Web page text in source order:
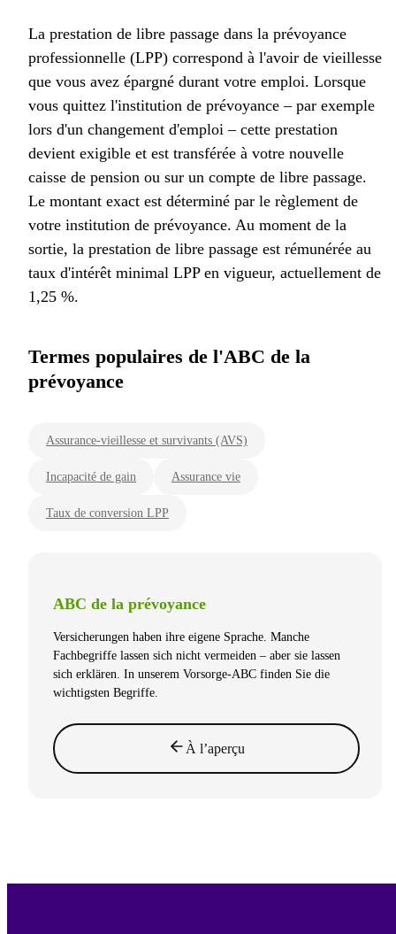
La prestation de libre passage dans la prévoyance
professionnelle (LPP) correspond à l'avoir de vieillesse
que vous avez épargné durant votre emploi. Lorsque
vous quittez l'institution de prévoyance – par exemple
lors d'un changement d'emploi – cette prestation
devient exigible et est transférée à votre nouvelle
caisse de pension ou sur un compte de libre passage.
Le montant exact est déterminé par le règlement de
votre institution de prévoyance. Au moment de la
sortie, la prestation de libre passage est rémunérée au
taux d'intérêt minimal LPP en vigueur, actuellement de
1,25 %.
Termes populaires de l'ABC de la
prévoyance
Assurance-vieillesse et survivants (AVS)
Incapacité de gain Assurance vie
Taux de conversion LPP
ABC de la prévoyance
Versicherungen haben ihre eigene Sprache. Manche
Fachbegriffe lassen sich nicht vermeiden – aber sie lassen
sich erklären. In unserem Vorsorge-ABC finden Sie die
wichtigsten Begriffe.
À l’aperçu